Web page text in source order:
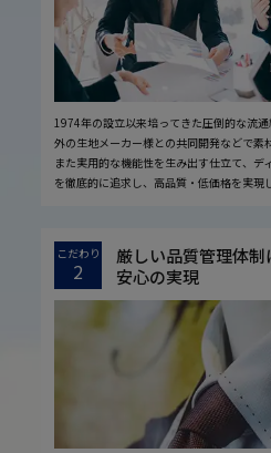
1974年の設立以来培ってきた圧倒的な流
外の生地メーカー様との共同開発などで素
また実用的な機能性を生み出す仕立て、デ
を徹底的に追求し、高品質・低価格を実現
こだわり
2
厳しい品質管理体制
安心の実現